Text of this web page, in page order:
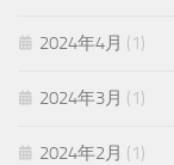
2024年4月 (1)
2024年3月 (1)
2024年2月 (1)